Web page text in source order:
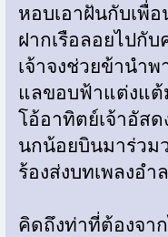
หอบเอาฝันกับเพื่
ฝากเรือลอยไปกั
เจ้าจงช่วยข้านำพ
แลขอบฟ้าแต่งแต้
โอ้อาทิตย์เจ้าอัสด
นกน้อยบินมาร่วม
ร้องส่งบทเพลงอำ
คิดถึงท่าที่ต้องจา